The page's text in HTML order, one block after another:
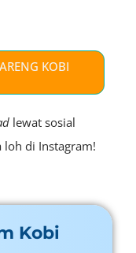
KOBI
lewat sosial
loh di Instagram!
Kobi